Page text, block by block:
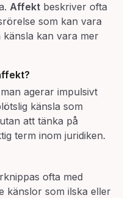
Affekt beskriver ofta
som kan vara
kan vara mer
?
agerar impulsivt
känsla som
att tänka på
term inom juridiken.
ofta med
känslor som ilska eller